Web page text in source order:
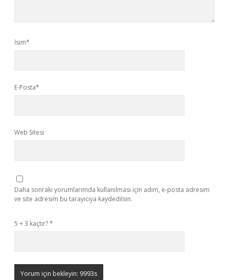
İsim*
E-Posta*
Web Sitesi
Daha sonraki yorumlarımda kullanılması için adım, e-posta adresim
ve site adresim bu tarayıcıya kaydedilsin.
5 + 3 kaçtır?*